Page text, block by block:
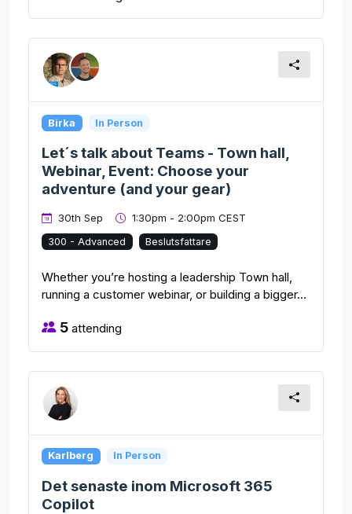
Birka In Person
Let´s talk about Teams - Town hall,
Webinar, Event: Choose your
adventure (and your gear)
30th Sep 1:30pm - 2:00pm CEST
300 - Advanced Beslutsfattare
Whether you’re hosting a leadership Town hall,
running a customer webinar, or building a bigger...
5 attending
Karlberg In Person
Det senaste inom Microsoft 365
Copilot